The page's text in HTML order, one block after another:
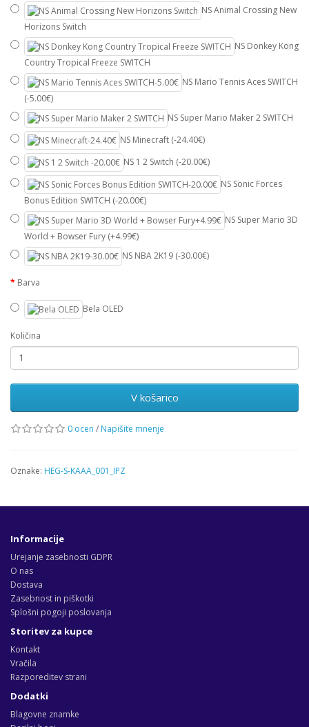
NS Animal Crossing New
Horizons Switch
NS Donkey Kong
Country Tropical Freeze SWITCH
NS Mario Tennis Aces SWITCH
(-5.00€)
NS Super Mario Maker 2 SWITCH
NS Minecraft (-24.40€)
NS 1 2 Switch (-20.00€)
NS Sonic Forces
Bonus Edition SWITCH (-20.00€)
NS Super Mario 3D
World + Bowser Fury (+4.99€)
NS NBA 2K19 (-30.00€)
Barva
Bela OLED
Količina
V košarico
0 ocen / Napišite mnenje
Oznake: HEG-S-KAAA_001_IPZ
Informacije
Urejanje zasebnosti GDPR
O nas
Dostava
Zasebnost in piškotki
Splošni pogoji poslovanja
Storitev za kupce
Kontakt
Vračila
Razporeditev strani
Dodatki
Blagovne znamke